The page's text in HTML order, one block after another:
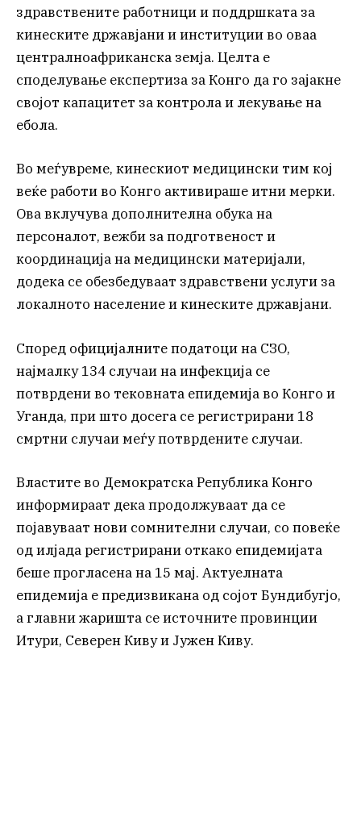
здравствените работници и поддршката за
кинеските државјани и институции во оваа
централноафриканска земја. Целта е
споделување експертиза за Конго да го зајакне
својот капацитет за контрола и лекување на
ебола.
Во меѓувреме, кинескиот медицински тим кој
веќе работи во Конго активираше итни мерки.
Ова вклучува дополнителна обука на
персоналот, вежби за подготвеност и
координација на медицински материјали,
додека се обезбедуваат здравствени услуги за
локалното население и кинеските државјани.
Според официјалните податоци на СЗО,
најмалку 134 случаи на инфекција се
потврдени во тековната епидемија во Конго и
Уганда, при што досега се регистрирани 18
смртни случаи меѓу потврдените случаи.
Властите во Демократска Република Конго
информираат дека продолжуваат да се
појавуваат нови сомнителни случаи, со повеќе
од илјада регистрирани откако епидемијата
беше прогласена на 15 мај. Актуелната
епидемија е предизвикана од сојот Бундибугјо,
а главни жаришта се источните провинции
Итури, Северен Киву и Јужен Киву.